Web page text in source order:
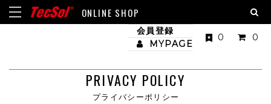
ONLINE SHOP
会員登録
MYPAGE
0 0
PRIVACY POLICY
プライバシーポリシー